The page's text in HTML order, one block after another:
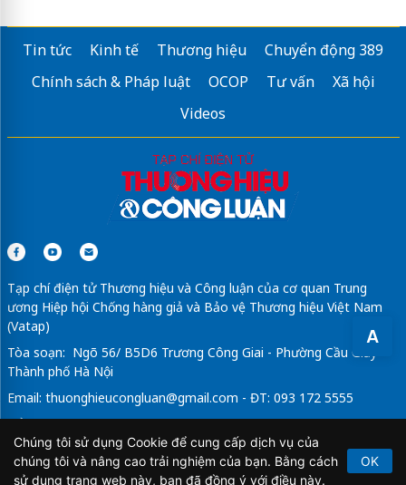
A
Tin tức Kinh tế Thương hiệu
Chuyển động 389
Chính sách & Pháp luật
OCOP Tư vấn
Xã hội
Videos
Tạp chí điện tử Thương hiệu và Công luận của cơ quan Trung
ương Hiệp hội Chống hàng giả và Bảo vệ Thương hiệu Việt Nam
(Vatap)
Tòa soạn: Ngõ 56/ B5D6 Trương Công Giai - Phường Cầu Giấy -
Thành phố Hà Nội
Email: thuonghieucongluan@gmail.com - ĐT: 093 172 5555
Tổng Biên Tập: Vũ Đức Thuận
Giấy phép hoạt động báo chí điện tử số 64/GP-BTTTT do Bộ
Thông tin và Truyền thông cấp ngày 21/2/2020.
Chúng tôi sử dụng Cookie để cung cấp dịch vụ của
chúng tôi và nâng cao trải nghiệm của bạn. Bằng cách
sử dụng trang web này, bạn đã đồng ý với điều này.
OK